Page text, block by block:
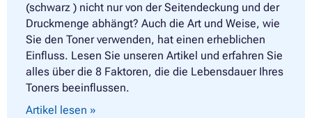
(schwarz ) nicht nur von der Seitendeckung und der
Druckmenge abhängt? Auch die Art und Weise, wie
Sie den Toner verwenden, hat einen erheblichen
Einfluss. Lesen Sie unseren Artikel und erfahren Sie
alles über die 8 Faktoren, die die Lebensdauer Ihres
Toners beeinflussen.
Artikel lesen »